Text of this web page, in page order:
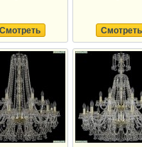
Смотреть Смотреть